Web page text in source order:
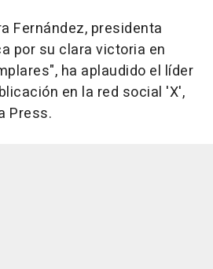
Fernández, presidenta
por su clara victoria en
ha aplaudido el líder
en la red social 'X',
Press.